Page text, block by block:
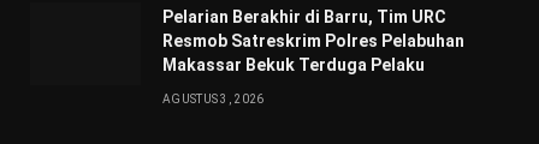
Pelarian Berakhir di Barru, Tim URC
Resmob Satreskrim Polres Pelabuhan
Makassar Bekuk Terduga Pelaku
AGUSTUS 3, 2026